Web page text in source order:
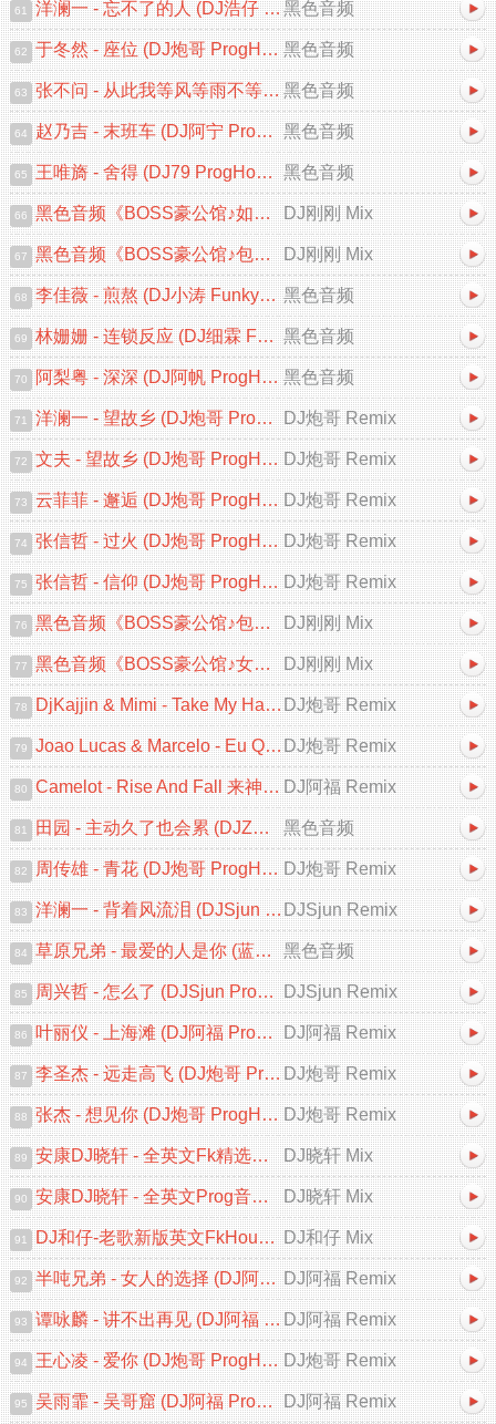
61 洋澜一 - 忘不了的人 (DJ浩仔 ProgHouse Remix 2025)黑色音频
62 于冬然 - 座位 (DJ炮哥 ProgHouse Remix 2025)V2 黑色音频
63 张不问 - 从此我等风等雨不等你 (DJ浩仔 ProgHouse Remix) 黑色音频
64 赵乃吉 - 末班车 (DJ阿宁 ProgHouse Remix 2025) 黑色音频
65 王唯旖 - 舍得 (DJ79 ProgHouse Remix 2025) 黑色音频
66 黑色音频《BOSS豪公馆♪如果最后不是你♪中文跳舞大碟V2》DJ刚刚 Mix DJ刚刚 Mix
67 黑色音频《BOSS豪公馆♪包房专用♪中文跳舞大碟V2》DJ刚刚 Mix DJ刚刚 Mix
68 李佳薇 - 煎熬 (DJ小涛 FunkyHouse Remix 2025) 黑色音频
69 林姗姗 - 连锁反应 (DJ细霖 FunkyHouse Remix 2025)粤语 黑色音频
70 阿梨粤 - 深深 (DJ阿帆 ProgHouse Remix 2025)粤语 黑色音频
71 洋澜一 - 望故乡 (DJ炮哥 ProgHouse Remix 2025) DJ炮哥 Remix
72 文夫 - 望故乡 (DJ炮哥 ProgHouse Remix 2025) DJ炮哥 Remix
73 云菲菲 - 邂逅 (DJ炮哥 ProgHouse Remix 2025) DJ炮哥 Remix
74 张信哲 - 过火 (DJ炮哥 ProgHouse Remix 2025) DJ炮哥 Remix
75 张信哲 - 信仰 (DJ炮哥 ProgHouse Remix 2025) DJ炮哥 Remix
76 黑色音频《BOSS豪公馆♪包房专用♪英文跳舞大碟V2》DJ刚刚 Mix DJ刚刚 Mix
77 黑色音频《BOSS豪公馆♪女人的选择♪中文跳舞大碟V2》DJ刚刚 Mix DJ刚刚 Mix
78 DjKajjin & Mimi - Take My Hand (DJ炮哥 ProgHouse Remix)DJ炮哥 Remix
79 Joao Lucas & Marcelo - Eu Quero Tchu 囧架架 (DJ炮哥 ProgHouse Remix)DJ炮哥 Remix
80 Camelot - Rise And Fall 来神佛 (DJ阿福 ProgHouse Mix) DJ阿福 Remix
81 田园 - 主动久了也会累 (DJZR ProgHouse Remix 2025) 黑色音频
82 周传雄 - 青花 (DJ炮哥 ProgHouse Remix 2025) DJ炮哥 Remix
83 洋澜一 - 背着风流泪 (DJSjun ProgHouse Remix 2025)DJSjun Remix
84 草原兄弟 - 最爱的人是你 (蓝溪DJ浩仔 ProgHouse Rmx 2025) 黑色音频
85 周兴哲 - 怎么了 (DJSjun ProgHouse Remix 2025) DJSjun Remix
86 叶丽仪 - 上海滩 (DJ阿福 ProgHouse Remix 2025)粤语 DJ阿福 Remix
87 李圣杰 - 远走高飞 (DJ炮哥 ProgHouse Remix 2025)DJ炮哥 Remix
88 张杰 - 想见你 (DJ炮哥 ProgHouse Remix 2025) DJ炮哥 Remix
89 安康DJ晓轩 - 全英文Fk精选葡萄仔最新勐拉之夜迷幻上太空串烧 DJ晓轩 Mix
90 安康DJ晓轩 - 全英文Prog音乐高档次无心睡眠鼓包房必备轻飘太空幻境之旅专辑 DJ晓轩 Mix
91 DJ和仔-老歌新版英文FkHouse太空节奏串烧 DJ和仔 Mix
92 半吨兄弟 - 女人的选择 (DJ阿福 ProgHouse Remix) DJ阿福 Remix
93 谭咏麟 - 讲不出再见 (DJ阿福 ProgHouse Remix 2025)粤语DJ阿福 Remix
94 王心凌 - 爱你 (DJ炮哥 ProgHouse Remix 2025)V2 DJ炮哥 Remix
95 吴雨霏 - 吴哥窟 (DJ阿福 ProgHouse Remix)粤语 DJ阿福 Remix